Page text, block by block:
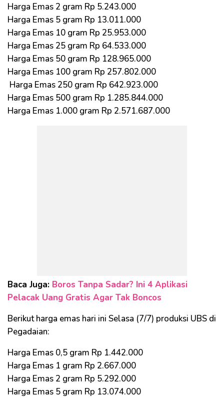
Harga Emas 2 gram Rp 5.243.000
Harga Emas 5 gram Rp 13.011.000
Harga Emas 10 gram Rp 25.953.000
Harga Emas 25 gram Rp 64.533.000
Harga Emas 50 gram Rp 128.965.000
Harga Emas 100 gram Rp 257.802.000
Harga Emas 250 gram Rp 642.923.000
Harga Emas 500 gram Rp 1.285.844.000
Harga Emas 1.000 gram Rp 2.571.687.000
Baca Juga: Boros Tanpa Sadar? Ini 4 Aplikasi
Pelacak Uang Gratis Agar Tak Boncos
Berikut harga emas hari ini Selasa (7/7) produksi UBS di
Pegadaian:
Harga Emas 0,5 gram Rp 1.442.000
Harga Emas 1 gram Rp 2.667.000
Harga Emas 2 gram Rp 5.292.000
Harga Emas 5 gram Rp 13.074.000